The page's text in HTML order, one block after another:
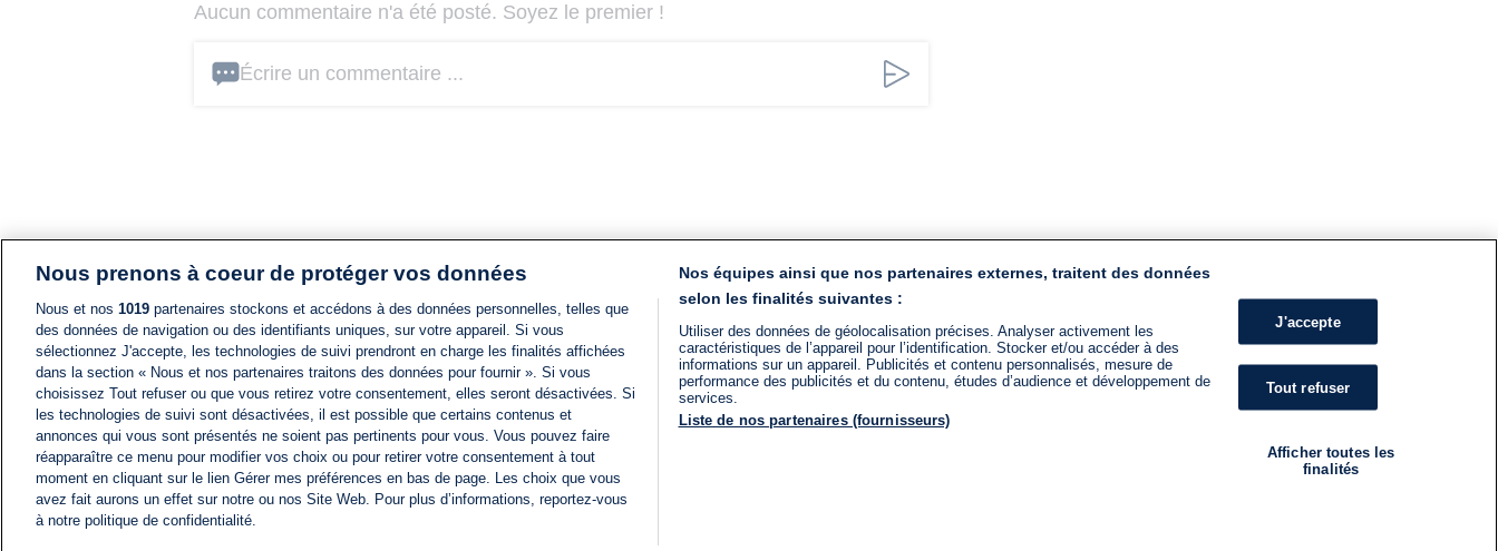
Aucun commentaire n'a été posté. Soyez le premier !
Écrire un commentaire ...
Nous prenons à coeur de protéger vos données
Nous et nos 1019 partenaires stockons et accédons à des données personnelles, telles que
des données de navigation ou des identifiants uniques, sur votre appareil. Si vous
sélectionnez J'accepte, les technologies de suivi prendront en charge les finalités affichées
dans la section « Nous et nos partenaires traitons des données pour fournir ». Si vous
choisissez Tout refuser ou que vous retirez votre consentement, elles seront désactivées. Si
les technologies de suivi sont désactivées, il est possible que certains contenus et
annonces qui vous sont présentés ne soient pas pertinents pour vous. Vous pouvez faire
réapparaître ce menu pour modifier vos choix ou pour retirer votre consentement à tout
moment en cliquant sur le lien Gérer mes préférences en bas de page. Les choix que vous
avez fait aurons un effet sur notre ou nos Site Web. Pour plus d’informations, reportez-vous
à notre politique de confidentialité.
Nos équipes ainsi que nos partenaires externes, traitent des données
selon les finalités suivantes :
Utiliser des données de géolocalisation précises. Analyser activement les
caractéristiques de l’appareil pour l’identification. Stocker et/ou accéder à des
informations sur un appareil. Publicités et contenu personnalisés, mesure de
performance des publicités et du contenu, études d’audience et développement de
services.
Liste de nos partenaires (fournisseurs)
J'accepte
Tout refuser
Afficher toutes les
finalités